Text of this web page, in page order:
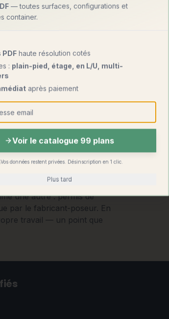
une autre : permis de
par le fabricant-poseur. En
travail — un point que
— toutes surfaces, configurations et
container.
haute résolution cotés
: plain-pied, étage, en L/U, multi-
après paiement
Voir le catalogue 99 plans
Vos données restent privées. Désinscription en 1 clic.
Plus tard